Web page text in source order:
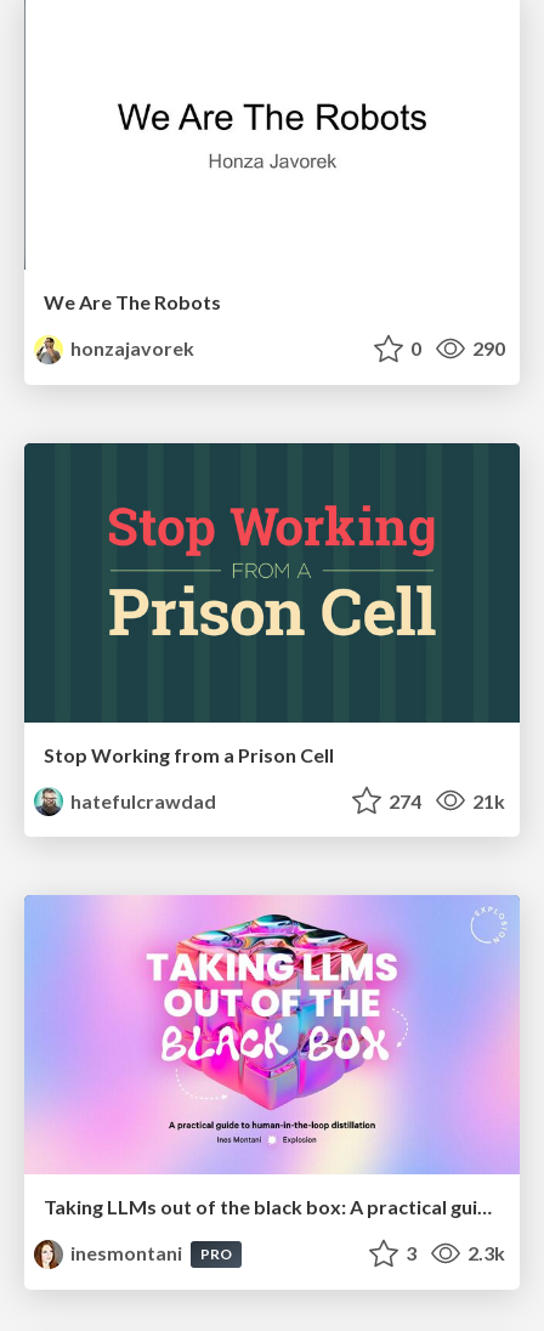
We Are The Robots
honzajavorek
0 290
Stop Working from a Prison Cell
hatefulcrawdad
274 21k
Taking LLMs out of the black box: A practical guide to human-in-the-loop distillation
inesmontani
PRO 3 2.3k